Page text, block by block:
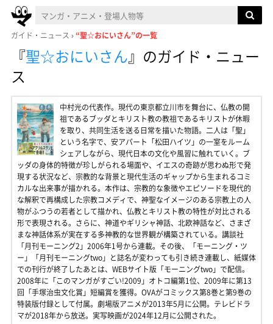
ガイド・ニュース “聖☆おにいさん”の一覧
『聖☆おにいさん』 のガイド・ニュー
ス
中村光の代表作。現代の東京都立川市を舞台に、仏教の開
祖であるブッダとキリスト教の教祖であるキリストが休暇
を取り、共同生活を送る日常を描いた物語。二人は「聖」
という名字で、安アパート「松田ハイツ」の一室をルーム
シェアしながら、現代日本の文化や風習に触れていく。ブ
ッダの身体的特徴が珍しがられる場面や、イエスの奇跡が思わぬ形で発
現する状況など、宗教的な背景と現代生活のギャップから生まれるコミ
カルな出来事が描かれる。本作は、宗教的な象徴やエピソードを現代的
な解釈で再構成した宗教コメディで、神聖なイメージのある宗教上の人
物がふつうの若者として描かれ、仏教とキリスト教の特性が対比される
形で表現される。さらに、神道やギリシャ神話、北欧神話など、さまざ
まな神話体系が実在する多神教的な世界観が構築されている。講談社
「月刊モーニング2」2006年1号から連載。その後、「モーニング・ツ
ー」「月刊モーニングtwo」と誌名が変わっても引き続き連載し、紙媒体
での刊行が終了したあとは、WEBサイト版「モーニングtwo」で配信。
2008年に「このマンガがすごい!2009」オトコ編第1位、2009年に第13
回「手塚治虫文化賞」短編賞を獲得。OVAがコミックス第8巻と第9巻の
特装版付録として付属。劇場版アニメが2013年5月に公開。テレビドラ
マが2018年から放送。実写映画が2024年12月に公開された。